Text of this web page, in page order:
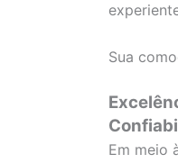
Sua
Em meio